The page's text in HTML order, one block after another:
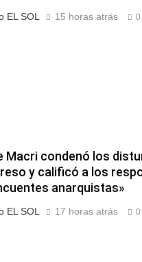
EL SOL 15 horas atrás 0
Macri condenó los
y calificó a los
anarquistas»
EL SOL 17 horas atrás 0